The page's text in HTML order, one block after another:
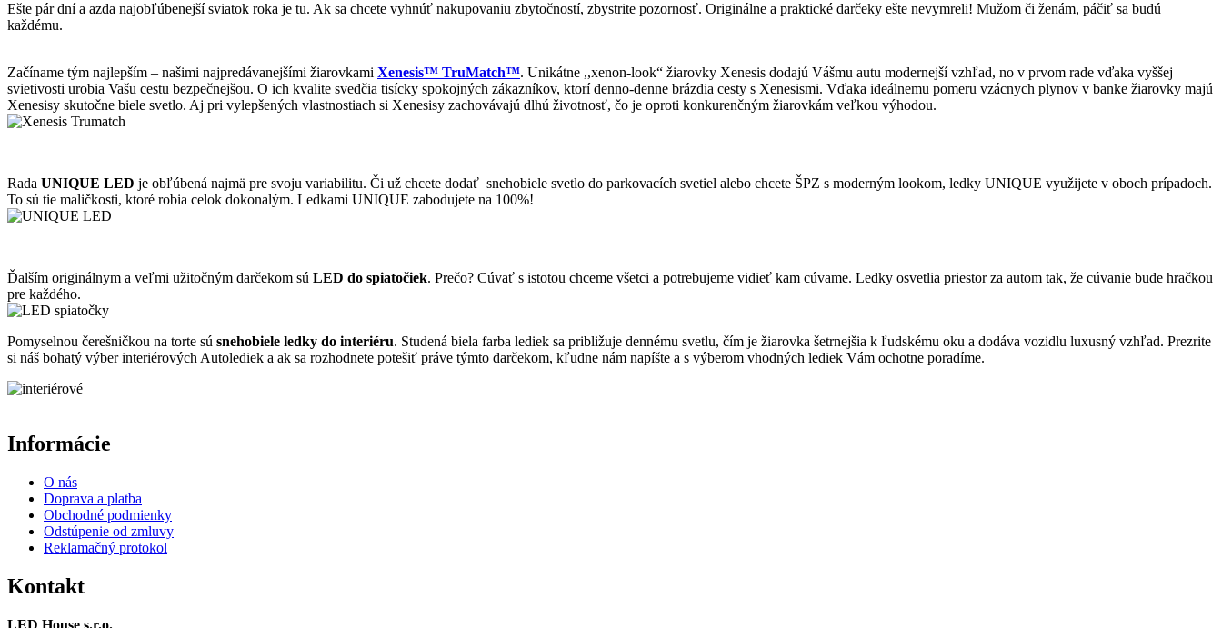
Ešte pár dní a azda najobľúbenejší sviatok roka je tu. Ak sa chcete vyhnúť nakupovaniu zbytočností, zbystrite pozornosť. Originálne a praktické darčeky ešte nevymreli! Mužom či ženám, páčiť sa budú
každému.
Začíname tým najlepším – našimi najpredávanejšími žiarovkami Xenesis™ TruMatch™. Unikátne ,,xenon-look“ žiarovky Xenesis dodajú Vášmu autu modernejší vzhľad, no v prvom rade vďaka vyššej
svietivosti urobia Vašu cestu bezpečnejšou. O ich kvalite svedčia tisícky spokojných zákazníkov, ktorí denno-denne brázdia cesty s Xenesismi. Vďaka ideálnemu pomeru vzácnych plynov v banke žiarovky majú
Xenesisy skutočne biele svetlo. Aj pri vylepšených vlastnostiach si Xenesisy zachovávajú dlhú životnosť, čo je oproti konkurenčným žiarovkám veľkou výhodou.
Rada UNIQUE LED je obľúbená najmä pre svoju variabilitu. Či už chcete dodať snehobiele svetlo do parkovacích svetiel alebo chcete ŠPZ s moderným lookom, ledky UNIQUE využijete v oboch prípadoch.
To sú tie maličkosti, ktoré robia celok dokonalým. Ledkami UNIQUE zabodujete na 100%!
Ďalším originálnym a veľmi užitočným darčekom sú LED do spiatočiek. Prečo? Cúvať s istotou chceme všetci a potrebujeme vidieť kam cúvame. Ledky osvetlia priestor za autom tak, že cúvanie bude hračkou
pre každého.
Pomyselnou čerešničkou na torte sú snehobiele ledky do interiéru. Studená biela farba lediek sa približuje dennému svetlu, čím je žiarovka šetrnejšia k ľudskému oku a dodáva vozidlu luxusný vzhľad. Prezrite
si náš bohatý výber interiérových Autolediek a ak sa rozhodnete potešiť práve týmto darčekom, kľudne nám napíšte a s výberom vhodných lediek Vám ochotne poradíme.
Informácie
O nás
Doprava a platba
Obchodné podmienky
Odstúpenie od zmluvy
Reklamačný protokol
Kontakt
LED House s.r.o.